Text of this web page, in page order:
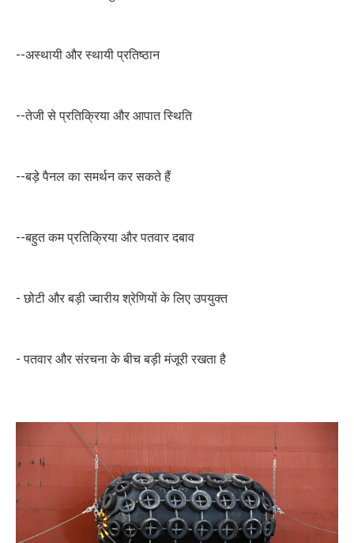
--अस्थायी और स्थायी प्रतिष्ठान
--तेजी से प्रतिक्रिया और आपात स्थिति
--बड़े पैनल का समर्थन कर सकते हैं
--बहुत कम प्रतिक्रिया और पतवार दबाव
- छोटी और बड़ी ज्वारीय श्रेणियों के लिए उपयुक्त
- पतवार और संरचना के बीच बड़ी मंजूरी रखता है